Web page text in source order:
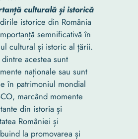
culturală și istorică
istorice din România
semnificativă în
cultural și istoric al țării.
acestea sunt
naționale sau sunt
în patrimoniul mondial
marcând momente
din istoria și
României și
la promovarea și